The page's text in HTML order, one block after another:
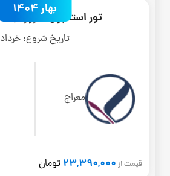
بهار 1404
تور استانبول 7 روزه (30 خرداد)
تاریخ شروع: خرداد
معراج
قیمت از 23,390,000 تومان